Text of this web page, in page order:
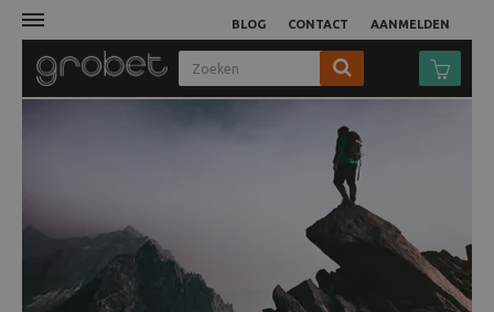
AANMELDEN
BLOG CONTACT
Objectieven
Video